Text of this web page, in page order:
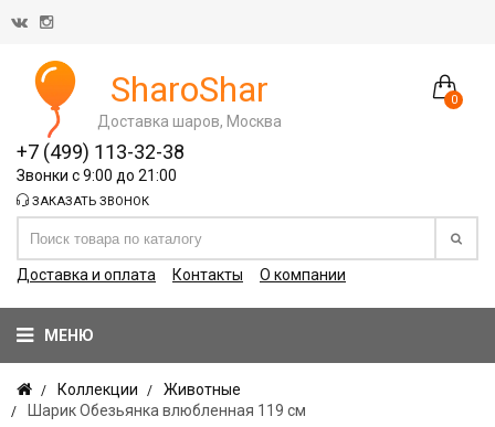
0
SharoShar
Доставка шаров, Москва
+7 (499) 113-32-38
Звонки с 9:00 до 21:00
ЗАКАЗАТЬ ЗВОНОК
Доставка и оплата Контакты О компании
МЕНЮ
Коллекции
Животные
Шарик Обезьянка влюбленная 119 см